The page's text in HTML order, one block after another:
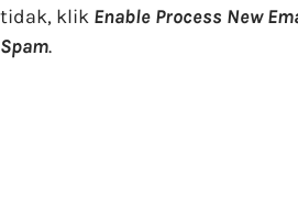
tidak, klik Enable Process New
Spam.